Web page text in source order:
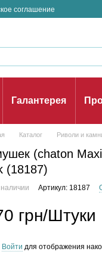
соглашение
Галантерея
Каталог Риволи и
(chaton
(18187)
Артикул: 18187
грн/Штуки
Войти для отображения